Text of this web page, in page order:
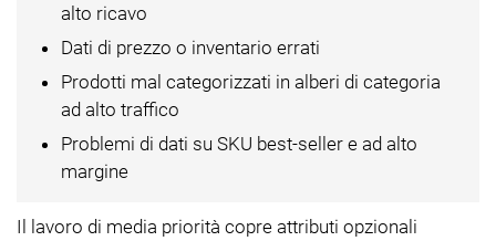
alto ricavo
Dati di prezzo o inventario errati
Prodotti mal categorizzati in alberi di categoria
ad alto traffico
Problemi di dati su SKU best-seller e ad alto
margine
Il lavoro di media priorità copre attributi opzionali